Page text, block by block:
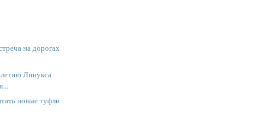
на дорогах
Линукса
новые туфли